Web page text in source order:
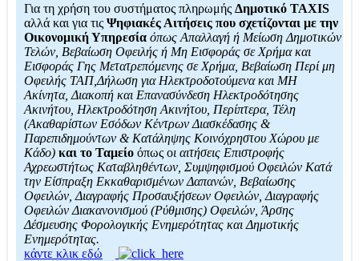
Για τη χρήση του συστήματος πληρωμής Δημοτικό TAXIS
αλλά και για τις Ψηφιακές Αιτήσεις που σχετίζονται με την
Οικονομική Υπηρεσία όπως Απαλλαγή ή Μείωση Δημοτικών
Τελών, Βεβαίωση Οφειλής ή Μη Εισφοράς σε Χρήμα και
Εισφοράς Γης Μετατρεπόμενης σε Χρήμα, Βεβαίωση Περί μη
Οφειλής ΤΑΠ,Δήλωση για Ηλεκτροδοτούμενα και ΜΗ
Ακίνητα, Διακοπή και Επανασύνδεση Ηλεκτροδότησης
Ακινήτου, Ηλεκτροδότηση Ακινήτου, Περίπτερα, Τέλη
(Ακαθαρίστων Εσόδων Κέντρων Διασκέδασης &
Παρεπιδημούντων & Κατάληψης Κοινόχρηστου Χώρου με
Κάδο) και το Ταμείο όπως οι αιτήσεις Επιστροφής
Αχρεωστήτως Καταβληθέντων, Συμψηφισμού Οφειλών Κατά
την Είσπραξη Εκκαθαρισμένων Δαπανών, Βεβαίωσης
Οφειλών, Διαγραφής Προσαυξήσεων Οφειλών, Διαγραφής
Οφειλών Διακανονισμού (Ρύθμισης) Οφειλών, Άρσης
Δέσμευσης Φορολογικής Ενημερότητας και Δημοτικής
Ενημερότητας.
κάντε κλικ εδώ